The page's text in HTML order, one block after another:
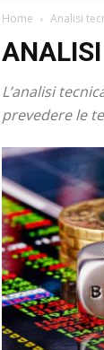
Home Analisi
L’analisi
prevedere le